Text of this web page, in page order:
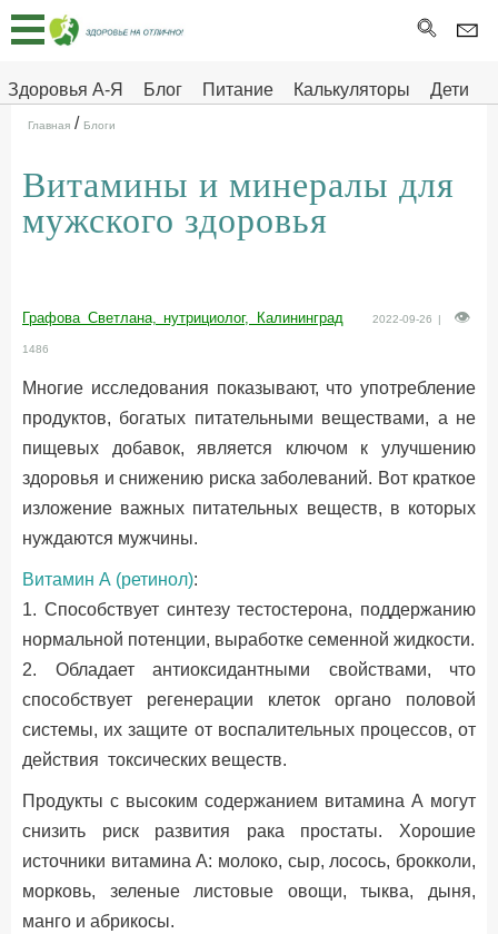
Здоровья А-Я Блог Питание Калькуляторы
Дети
Главная
Тесты
Про
ДЕТЯМ
Главная / Блоги
Витамины и минералы для
мужского здоровья
Графова Светлана, нутрициолог, Калининград 2022-09-26 |
1486
Многие исследования показывают, что употребление
продуктов, богатых питательными веществами, а не
пищевых добавок, является ключом к улучшению
здоровья и снижению риска заболеваний. Вот краткое
изложение важных питательных веществ, в которых
нуждаются мужчины.
Витамин А (ретинол):
1. Способствует синтезу тестостерона, поддержанию
нормальной потенции, выработке семенной жидкости.
2. Обладает антиоксидантными свойствами, что
способствует регенерации клеток органо половой
системы, их защите от воспалительных процессов, от
действия токсических веществ.
Продукты с высоким содержанием витамина А могут
снизить риск развития рака простаты. Хорошие
источники витамина А: молоко, сыр, лосось, брокколи,
морковь, зеленые листовые овощи, тыква, дыня,
манго и абрикосы.